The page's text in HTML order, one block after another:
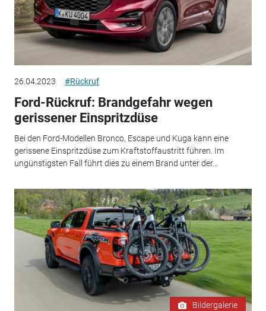
26.04.2023 #Rückruf
Ford-Rückruf: Brandgefahr wegen
gerissener Einspritzdüse
Bei den Ford-Modellen Bronco, Escape und Kuga kann eine
gerissene Einspritzdüse zum Kraftstoffaustritt führen. Im
ungünstigsten Fall führt dies zu einem Brand unter der...
Bildergalerie